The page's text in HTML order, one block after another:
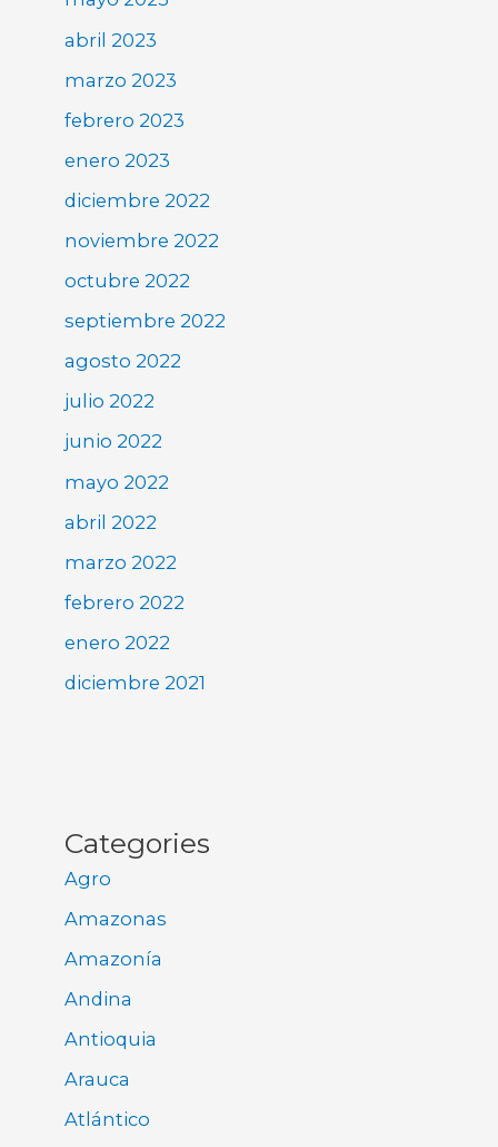
abril 2023
marzo 2023
febrero 2023
enero 2023
diciembre 2022
noviembre 2022
octubre 2022
septiembre 2022
agosto 2022
julio 2022
junio 2022
mayo 2022
abril 2022
marzo 2022
febrero 2022
enero 2022
diciembre 2021
Categories
Agro
Amazonas
Amazonía
Andina
Antioquia
Arauca
Atlántico